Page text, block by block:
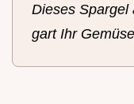
Dieses Spargel
gart Ihr